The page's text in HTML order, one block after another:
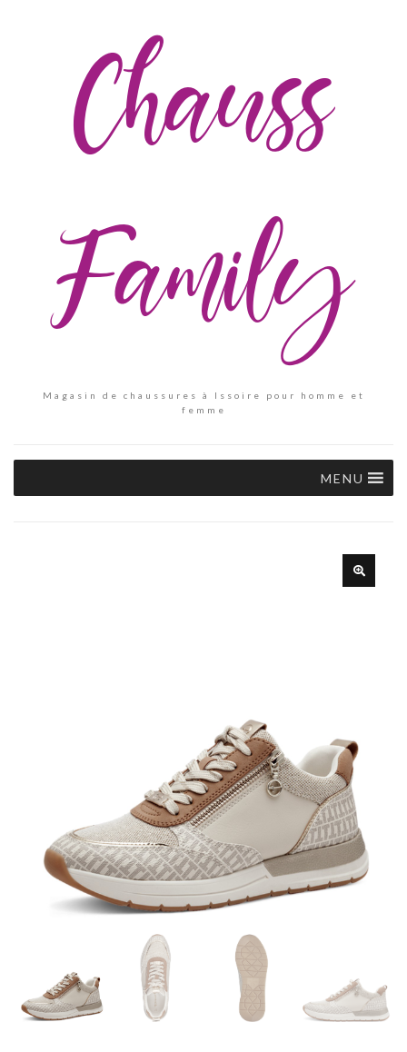
Chauss
Family
Magasin de chaussures à Issoire pour homme et
femme
MENU